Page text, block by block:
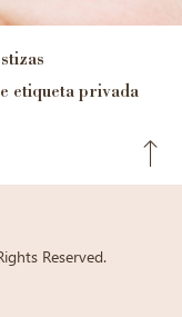
etiqueta privada
Reserved.